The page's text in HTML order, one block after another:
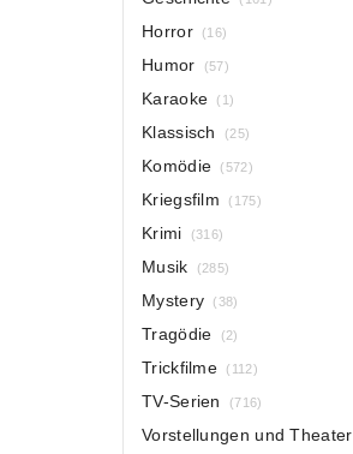
Horror (16)
Humor (57)
Karaoke (1)
Klassisch (25)
Komödie (572)
Kriegsfilm (175)
Krimi (316)
Musik (285)
Mystery (38)
Tragödie (2)
Trickfilme (112)
TV-Serien (716)
Vorstellungen und Theater